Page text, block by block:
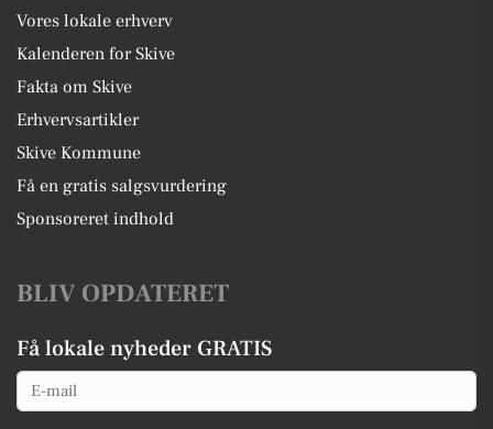
Vores lokale erhverv
Kalenderen for Skive
Fakta om Skive
Erhvervsartikler
Skive Kommune
Få en gratis salgsvurdering
Sponsoreret indhold
BLIV OPDATERET
Få lokale nyheder GRATIS
Email